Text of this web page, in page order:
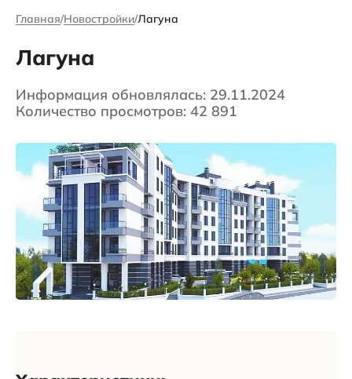
Главная Новостройки Лагуна
Лагуна
Информация обновлялась: 29.11.2024
Количество просмотров: 42 891